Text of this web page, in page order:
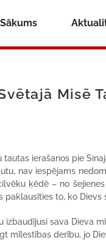
Sākums
Misē
ierašanos pie
nav iespējams
ķēdē – no
to, ko
izbaudījusi sava Dieva
mīlestības derību, jo